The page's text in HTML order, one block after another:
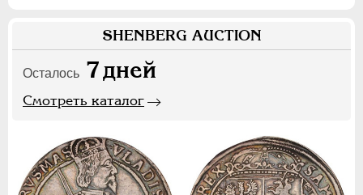
SHENBERG AUCTION
Осталось 7дней
Смотреть каталог